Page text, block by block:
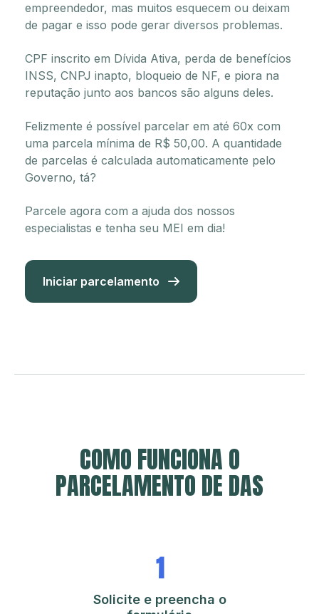
empreendedor, mas muitos esquecem ou deixam
de pagar e isso pode gerar diversos problemas.
CPF inscrito em Dívida Ativa, perda de benefícios
INSS, CNPJ inapto, bloqueio de NF, e piora na
reputação junto aos bancos são alguns deles.
Felizmente é possível parcelar em até 60x com
uma parcela mínima de R$ 50,00. A quantidade
de parcelas é calculada automaticamente pelo
Governo, tá?
Parcele agora com a ajuda dos nossos
especialistas e tenha seu MEI em dia!
Iniciar parcelamento
COMO FUNCIONA O
PARCELAMENTO DE DAS
1
Solicite e preencha o